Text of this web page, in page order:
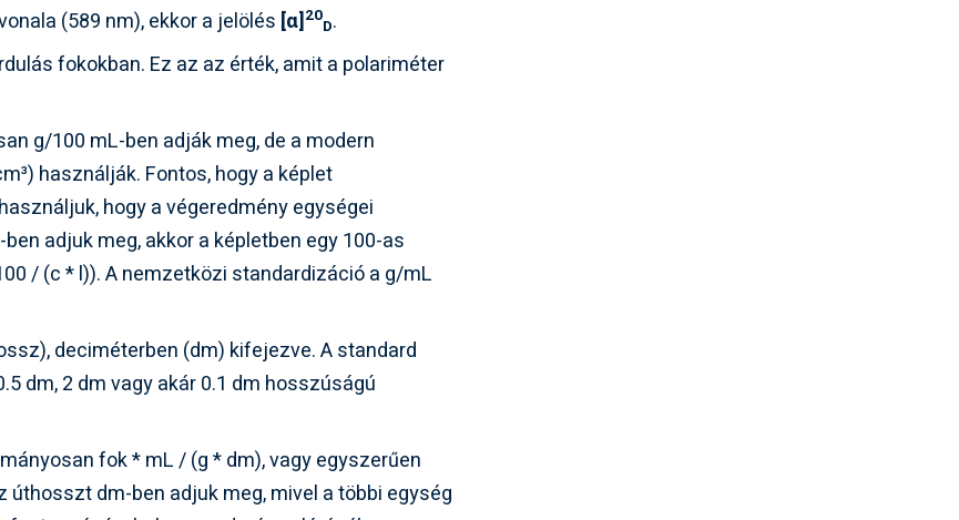
(589 nm), ekkor a jelölés [α]20
D.
fokokban. Ez az az érték, amit a polariméter
g/100 mL-ben adják meg, de a modern
használják. Fontos, hogy a képlet
hogy a végeredmény egységei
adjuk meg, akkor a képletben egy 100-as
/ (c * l)). A nemzetközi standardizáció a g/mL
deciméterben (dm) kifejezve. A standard
dm, 2 dm vagy akár 0.1 dm hosszúságú
fok * mL / (g * dm), vagy egyszerűen
dm-ben adjuk meg, mivel a többi egység